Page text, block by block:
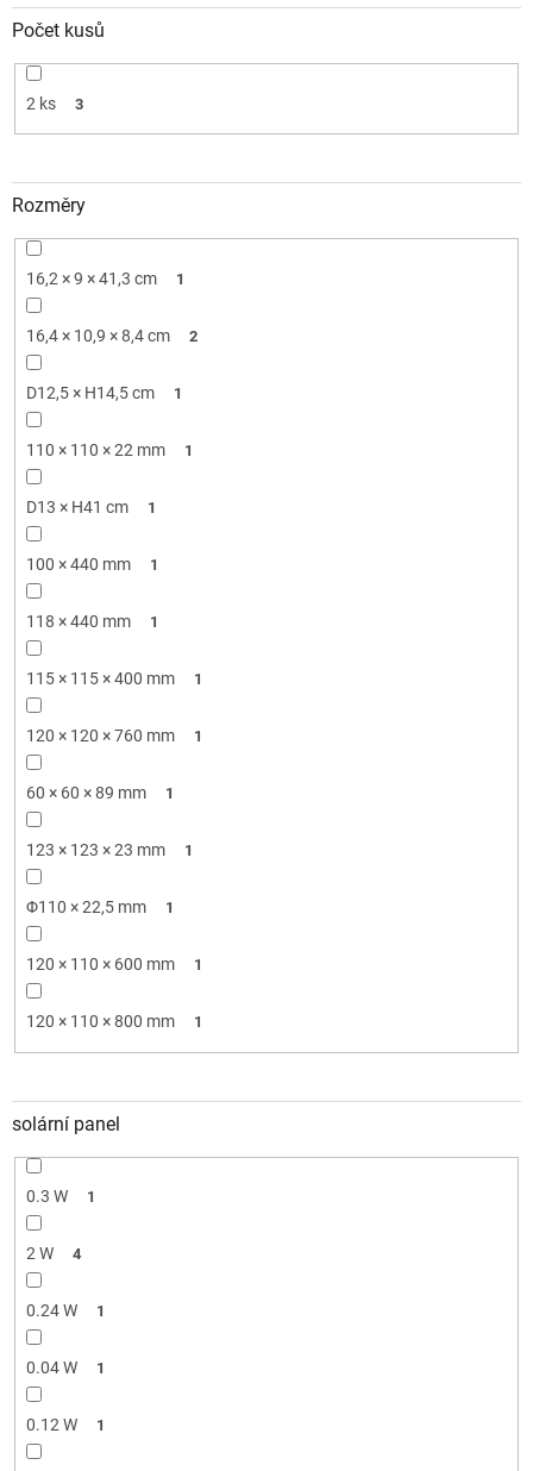
Počet kusů
2 ks 3
Rozměry
16,2 × 9 × 41,3 cm 1
16,4 × 10,9 × 8,4 cm 2
D12,5 × H14,5 cm 1
110 × 110 × 22 mm 1
D13 × H41 cm 1
100 × 440 mm 1
118 × 440 mm 1
115 × 115 × 400 mm 1
120 × 120 × 760 mm 1
60 × 60 × 89 mm 1
123 × 123 × 23 mm 1
Φ110 × 22,5 mm 1
120 × 110 × 600 mm 1
120 × 110 × 800 mm 1
solární panel
0.3 W 1
2 W 4
0.24 W 1
0.04 W 1
0.12 W 1